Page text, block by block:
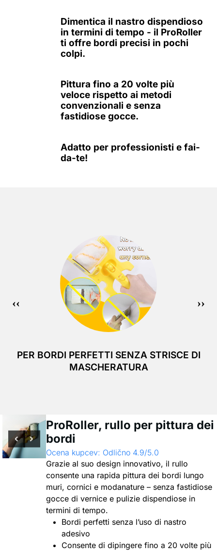
Dimentica il nastro dispendioso
in termini di tempo - il ProRoller
ti offre bordi precisi in pochi
colpi.
Pittura fino a 20 volte più
veloce rispetto ai metodi
convenzionali e senza
fastidiose gocce.
Adatto per professionisti e fai-
da-te!
PER BORDI PERFETTI SENZA STRISCE DI
MASCHERATURA
ProRoller, rullo per pittura dei
bordi
Ocena kupcev: Odlično 4.9/5.0
Grazie al suo design innovativo, il rullo
consente una rapida pittura dei bordi lungo
muri, cornici e modanature – senza fastidiose
gocce di vernice e pulizie dispendiose in
termini di tempo.
Bordi perfetti senza l’uso di nastro
adesivo
Consente di dipingere fino a 20 volte più